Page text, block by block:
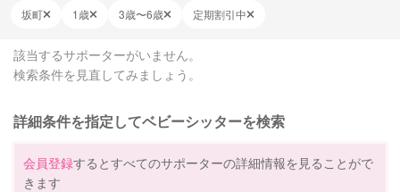
坂町 1歳 3歳〜6歳 定期割引中
該当するサポーターがいません。
検索条件を見直してみましょう。
詳細条件を指定してベビーシッターを検索
会員登録するとすべてのサポーターの詳細情報を見ることがで
きます